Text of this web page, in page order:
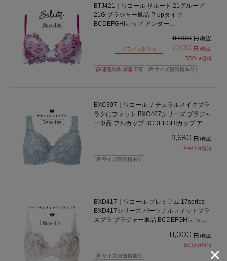
BTJ421｜ワコール サルート 21グループ
21G ブラジャー単品 P-upタイプ
BCDEFGHIカップ アンダー
11,000 円(税込)
プライスダウン 7,700 円 (税込)
350pt獲得
BXC307｜ワコール ナチュラルメイクブラ
ラクにフィット BXC407シリーズ ブラジャ
ー単品 フルカップ BCDEFGHIカップ アン
9,680 円 (税込)
440pt獲得
BXD417｜ワコール プレミアム 17series
BXD417シリーズ パーソナルフィットプラ
スブラ ブラジャー単品 BCDEFGHIカップ
11,000 円 (税込)
500pt獲得